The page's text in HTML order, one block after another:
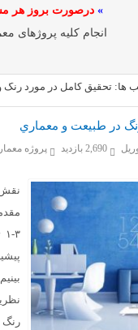
»درصورت بروز هر
انجام کلیه پروژهای
ها: تحقیق کامل در مورد رنگ
در طبيعت و معماري
2,690 بازدید پروژه
نقش
رنگ